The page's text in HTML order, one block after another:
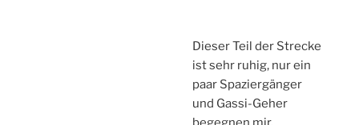
Dieser Teil der Strecke
ist sehr ruhig, nur ein
paar Spaziergänger
und Gassi-Geher